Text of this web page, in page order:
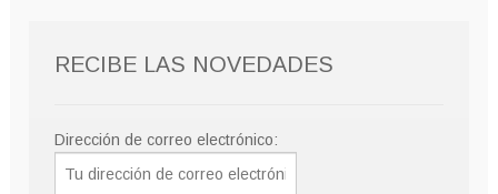
RECIBE LAS NOVEDADES
Dirección de correo electrónico: